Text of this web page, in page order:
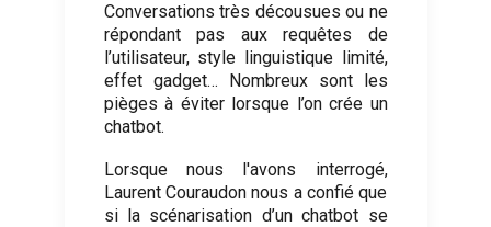
Conversations très décousues ou ne
répondant pas aux requêtes de
l’utilisateur, style linguistique limité,
effet gadget… Nombreux sont les
pièges à éviter lorsque l’on crée un
chatbot.
Lorsque nous l'avons interrogé,
Laurent Couraudon nous a confié que
si la scénarisation d’un chatbot se